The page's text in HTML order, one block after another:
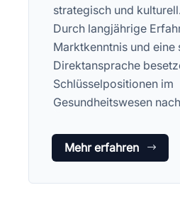
strategisch und
Durch langjährige
Marktkenntnis und eine
Direktansprache
Schlüsselpositionen im
Gesundheitswesen
Mehr erfahren